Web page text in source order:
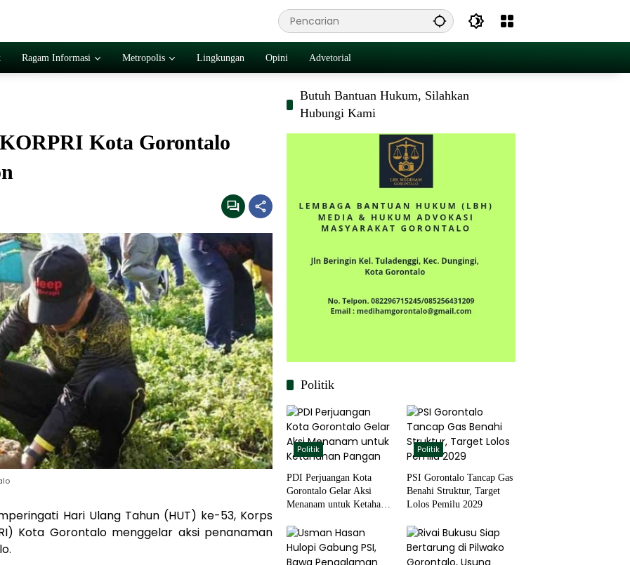
Ragam Informasi Metropolis Lingkungan Opini Advetorial
Kota Gorontalo
Hari Ulang Tahun (HUT) ke-53, Korps
Kota Gorontalo menggelar aksi penanaman
Butuh Bantuan Hukum, Silahkan
Hubungi Kami
Politik
Politik
PDI Perjuangan Kota
Gorontalo Gelar Aksi
Menanam untuk Ketahanan
Politik
PSI Gorontalo Tancap Gas
Benahi Struktur, Target
Lolos Pemilu 2029